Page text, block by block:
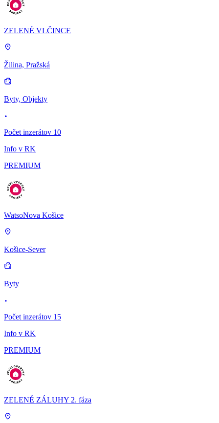
ZELENÉ VLČINCE
Žilina, Pražská
Byty, Objekty
Počet inzerátov 10
Info v RK
PREMIUM
WatsoNova Košice
Košice-Sever
Byty
Počet inzerátov 15
Info v RK
PREMIUM
ZELENÉ ZÁLUHY 2. fáza